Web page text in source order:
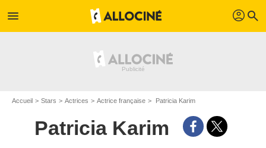
menu profil search
Accueil Stars Actrices Actrice française Patricia Karim
Patricia Karim